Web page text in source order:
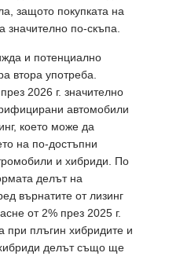
защото покупката на
значително по-скъпа.
и потенциално
втора употреба.
2026 г. значително
автомобили
което може да
на по-достъпни
и хибриди. По
делът на
върнатите от лизинг
от 2% през 2025 г.
при плъгин хибридите и
делът също ще